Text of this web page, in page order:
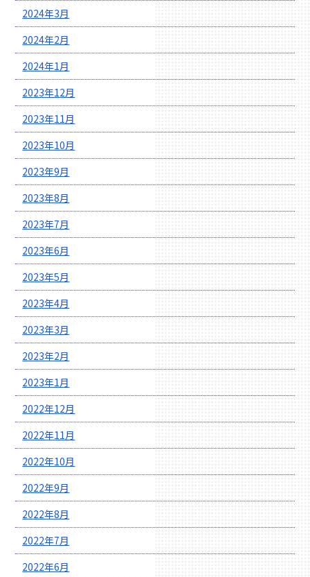
2024年3月
2024年2月
2024年1月
2023年12月
2023年11月
2023年10月
2023年9月
2023年8月
2023年7月
2023年6月
2023年5月
2023年4月
2023年3月
2023年2月
2023年1月
2022年12月
2022年11月
2022年10月
2022年9月
2022年8月
2022年7月
2022年6月